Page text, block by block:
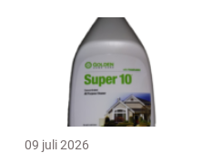
09 juli 2026